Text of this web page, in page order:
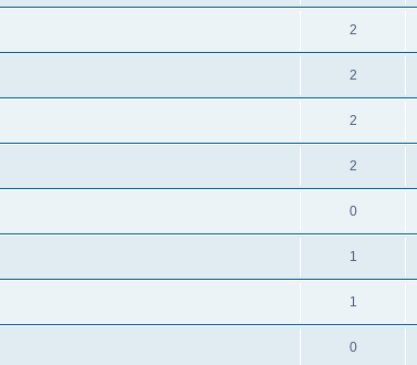
2
2
2
2
0
1
1
0